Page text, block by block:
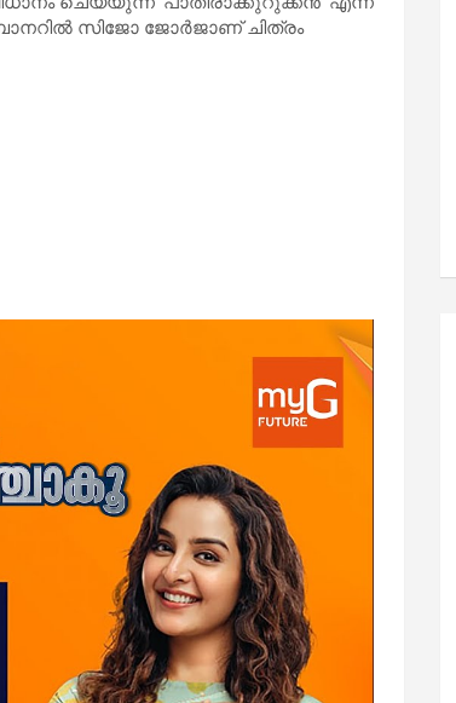
സിജോ ജോർജാണ് ചിത്രം